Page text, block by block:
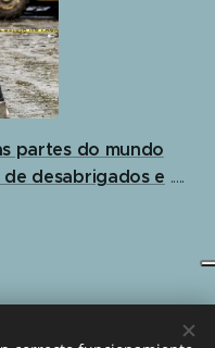
partes do mundo
de desabrigados e .....